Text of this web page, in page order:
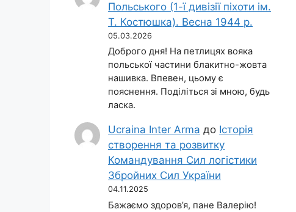
Польського (1-ї дивізії піхоти ім.
Т. Костюшка). Весна 1944 р.
05.03.2026
Доброго дня! На петлицях вояка
польської частини блакитно-жовта
нашивка. Впевен, цьому є
пояснення. Поділіться зі мною, будь
ласка.
Ucraina Inter Arma до Історія
створення та розвитку
Командування Сил логістики
Збройних Сил України
04.11.2025
Бажаємо здоров’я, пане Валерію!